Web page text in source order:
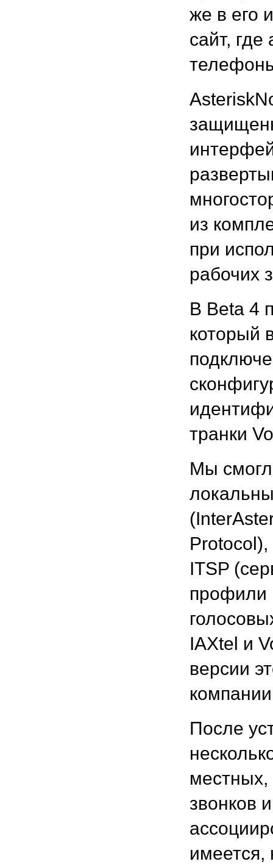
же в его
сайт,
из
при
рабочих
В Beta 4
который
транки
Мы
Protocol),
ITSP
профили
IAXtel и
версии
После
звонков
имеется,